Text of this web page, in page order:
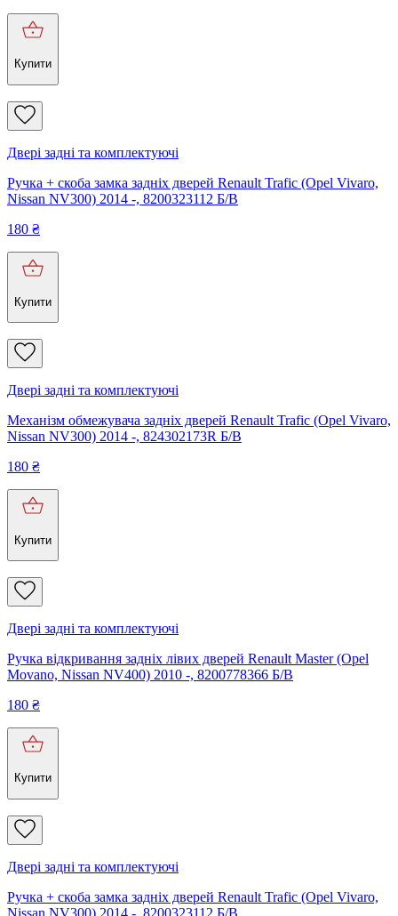
Купити
Двері задні та комплектуючі
Ручка + скоба замка задніх дверей Renault Trafic (Opel Vivaro,
Nissan NV300) 2014 -, 8200323112 Б/В
180 ₴
Купити
Двері задні та комплектуючі
Механізм обмежувача задніх дверей Renault Trafic (Opel Vivaro,
Nissan NV300) 2014 -, 824302173R Б/В
180 ₴
Купити
Двері задні та комплектуючі
Ручка відкривання задніх лівих дверей Renault Master (Opel
Movano, Nissan NV400) 2010 -, 8200778366 Б/В
180 ₴
Купити
Двері задні та комплектуючі
Ручка + скоба замка задніх дверей Renault Trafic (Opel Vivaro,
Nissan NV300) 2014 -, 8200323112 Б/В